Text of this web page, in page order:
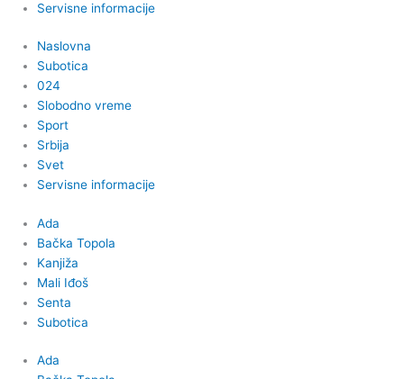
Servisne informacije
Naslovna
Subotica
024
Slobodno vreme
Sport
Srbija
Svet
Servisne informacije
Ada
Bačka Topola
Kanjiža
Mali Iđoš
Senta
Subotica
Ada